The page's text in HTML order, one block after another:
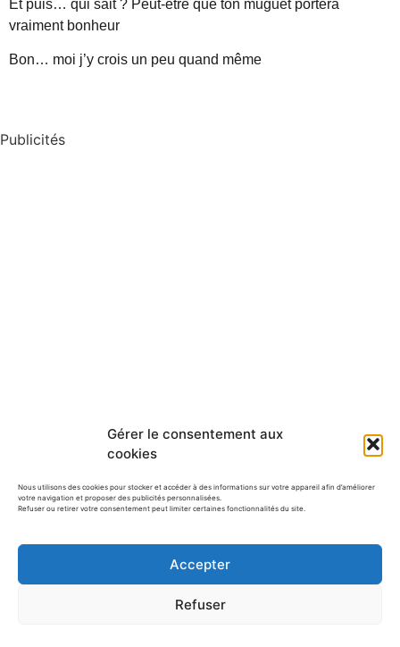
Gérer le consentement aux
cookies
Nous utilisons des cookies pour stocker et accéder à des informations sur votre appareil afin d’améliorer
votre navigation et proposer des publicités personnalisées.
Refuser ou retirer votre consentement peut limiter certaines fonctionnalités du site.
Accepter
Refuser
Et puis… qui sait ? Peut-être que ton muguet portera
vraiment bonheur
Bon… moi j’y crois un peu quand même
Publicités
Articles que vous allez aimer